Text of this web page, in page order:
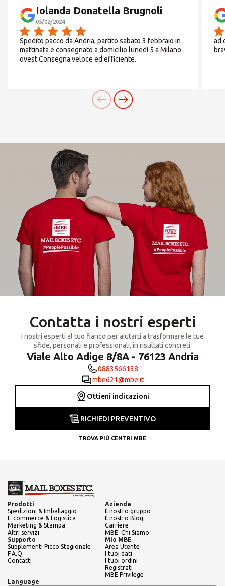
Iolanda Donatella Brugnoli
05/02/2024
Spedito pacco da Andria, partito sabato 3 febbraio in
mattinata e consegnato a domicilio lunedì 5 a Milano
ovest.Consegna veloce ed efficiente.
ad
Contatta i nostri esperti
I nostri esperti al tuo fianco per aiutarti a trasformare le tue
sfide, personali e professionali, in risultati concreti.
Viale Alto Adige 8/8A - 76123 Andria
0883566138
mbe621@mbe.it
Ottieni indicazioni
RICHIEDI PREVENTIVO
TROVA PIÙ CENTRI MBE
Prodotti
Spedizioni & Imballaggio
E-commerce & Logistica
Marketing & Stampa
Altri servizi
Azienda
Il nostro gruppo
Il nostro Blog
Carriere
MBE: Chi Siamo
Supporto
Supplementi Picco Stagionale
F.A.Q.
Contatti
Mio MBE
Area Utente
I tuoi dati
I tuoi ordini
Registrati
MBE Privilege
Language
CERCA
Cerchi un'alternativa?
ITALIA
città
DaLunedì
9.00/1900
Sabato